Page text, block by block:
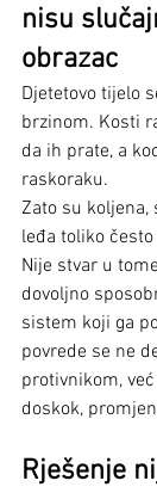
nisu
obrazac
Djetetovo tijelo
brzinom. Kosti
da ih prate, a
raskoraku.
Zato su koljena,
leđa toliko
Nije stvar u
dovoljno
sistem koji ga
povrede se ne
protivnikom,
doskok,
Rješenje